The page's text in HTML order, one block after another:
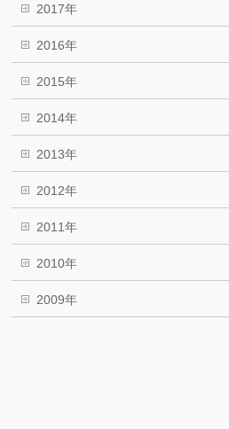
2017年
2016年
2015年
2014年
2013年
2012年
2011年
2010年
2009年